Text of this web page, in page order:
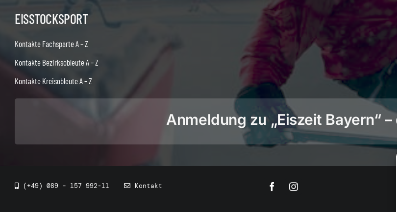
EISSTOCKSPORT
Kontakte Fachsparte A – Z
Kontakte Bezirksobleute A – Z
Kontakte Kreisobleute A – Z
Anmeldung zu „Eiszeit Bayern“
(+49) 089 – 157 992-11 Kontakt